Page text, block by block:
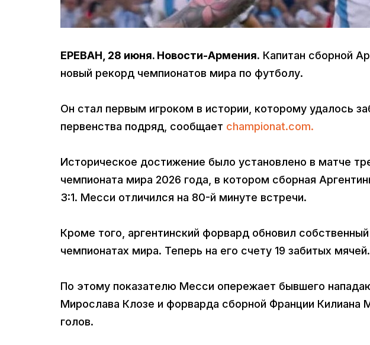
ЕРЕВАН, 28 июня. Новости-Армения. Капитан сборной
новый рекорд чемпионатов мира по футболу.
Он стал первым игроком в истории, которому удалось
первенства подряд, сообщает championat.com.
Историческое достижение было установлено в матче
чемпионата мира 2026 года, в котором сборная
3:1. Месси отличился на 80-й минуте встречи.
Кроме того, аргентинский форвард обновил
чемпионатах мира. Теперь на его счету 19 забитых мячей.
По этому показателю Месси опережает бывшего
Мирослава Клозе и форварда сборной Франции Килиана
голов.